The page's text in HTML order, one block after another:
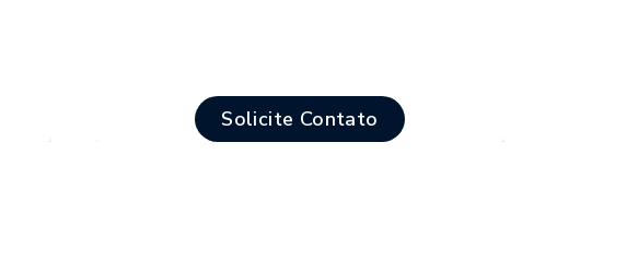
Saiba Mais
Solicite Contato